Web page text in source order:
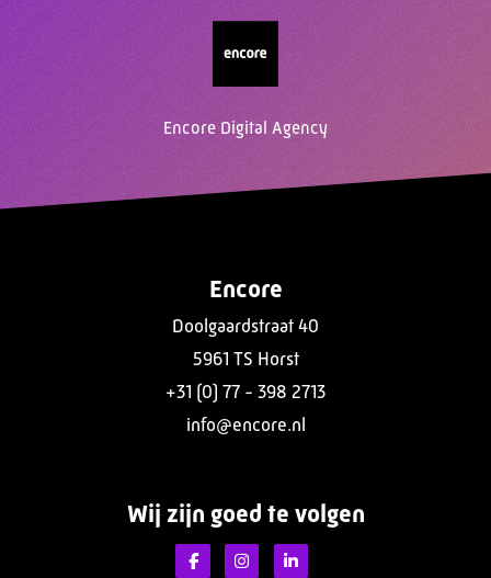
Encore Digital Agency
Encore
Doolgaardstraat 40
5961 TS Horst
+31 (0) 77 - 398 2713
info@encore.nl
Wij zijn goed te volgen